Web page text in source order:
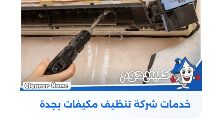
خدمات شركة تنظيف مكيفات بجدة